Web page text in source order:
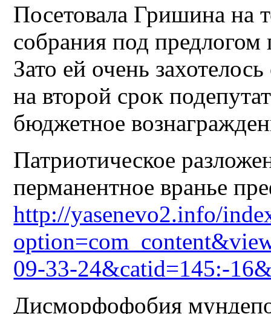
Посетовала Гришина на
собрания под
Зато ей очень
на второй срок
бюджетное
Патриотическое
перманентное вранье
http://yasenevo2.info/
09-33-24&catid=145:-
Дисморфофобия